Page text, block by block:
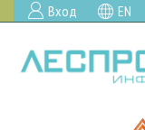
Вход EN